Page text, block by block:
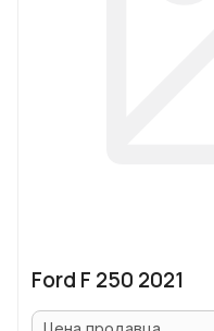
Ford F 250 2021